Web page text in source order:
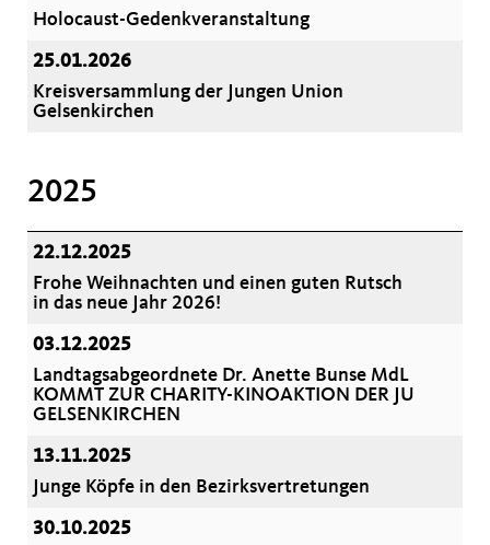
Holocaust-Gedenkveranstaltung
25.01.2026
Kreisversammlung der Jungen Union
Gelsenkirchen
2025
22.12.2025
Frohe Weihnachten und einen guten Rutsch
in das neue Jahr 2026!
03.12.2025
Landtagsabgeordnete Dr. Anette Bunse MdL
KOMMT ZUR CHARITY-KINOAKTION DER JU
GELSENKIRCHEN
13.11.2025
Junge Köpfe in den Bezirksvertretungen
30.10.2025